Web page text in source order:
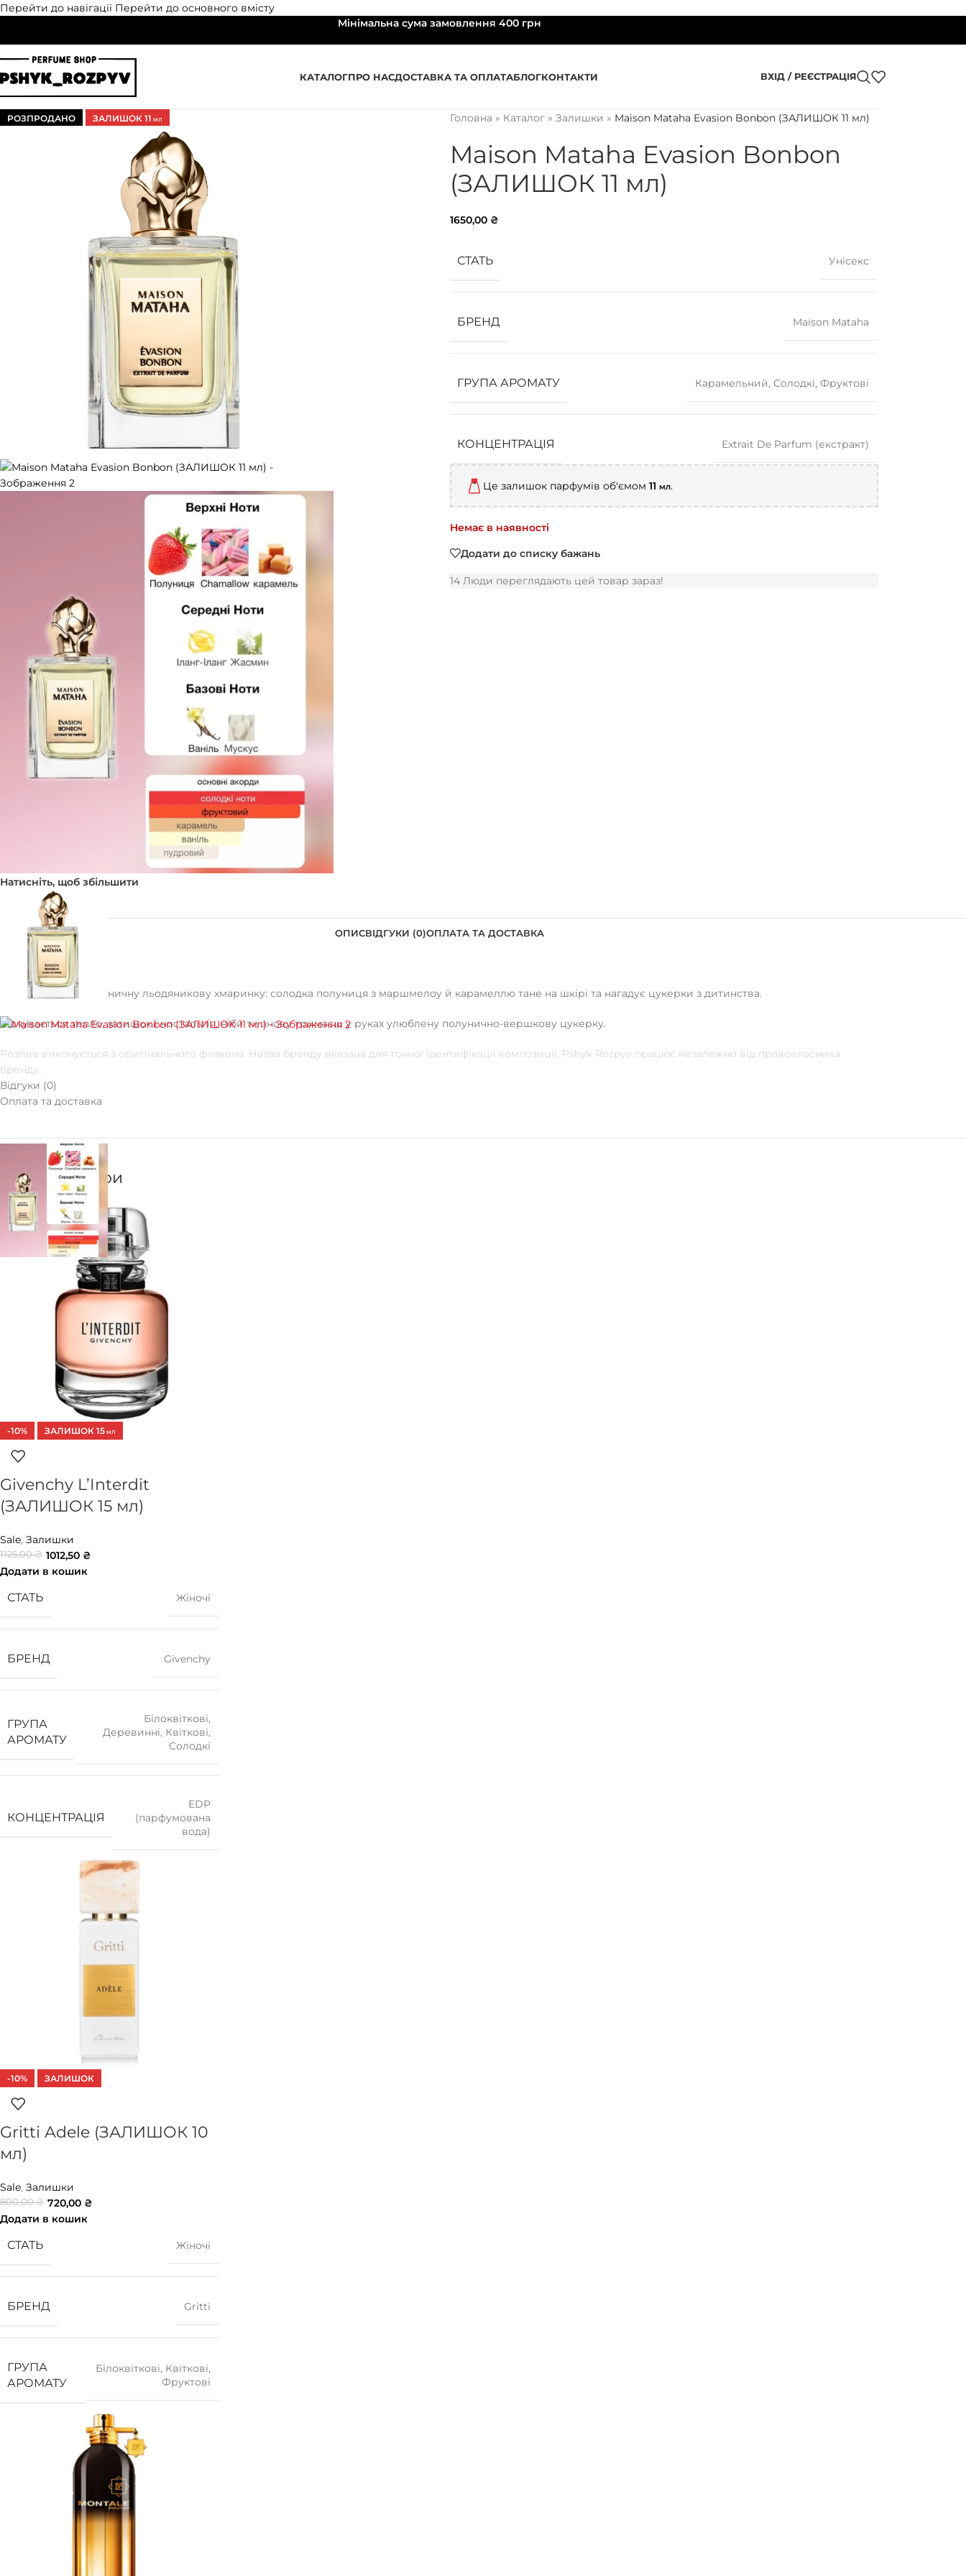
Перейти до навігації Перейти до основного вмісту
Мінімальна сума замовлення 400 грн
КАТАЛОГПРО НАСДОСТАВКА ТА ОПЛАТАБЛОГКОНТАКТИ ВХІД / РЕЄСТРАЦІЯ
РОЗПРОДАНО ЗАЛИШОК 11 МЛ
Натисніть, щоб збільшити
Головна » Каталог» Залишки » Maison Mataha Evasion Bonbon (ЗАЛИШОК 11 мл)
Maison Mataha Evasion Bonbon
(ЗАЛИШОК 11 мл)
1650,00 ₴
СТАТЬ Унісекс
БРЕНД Maison Mataha
ГРУПА АРОМАТУ Карамельний, Солодкі, Фруктові
КОНЦЕНТРАЦІЯ Extrait De Parfum (екстракт)
Це залишок парфумів об'ємом 11 мл.
Немає в наявності
Додати до списку бажань
14 Люди переглядають цей товар зараз!
ОПИСВІДГУКИ (0)ОПЛАТА ТА ДОСТАВКА
Опис
Це як обійняти полуничну льодяникову хмаринку: солодка полуниця з маршмелоу й карамеллю тане на шкірі та нагадує цукерки з дитинства.
Відчувається тепло, затишок і ностальгія, ніби ти знову тримаєш у руках улюблену полунично-вершкову цукерку.
Розпив виконується з оригінального флакона. Назва бренду вказана для точної ідентифікації композиції. Pshyk Rozpyv працює незалежно від правовласника
бренду.
Відгуки (0)
Оплата та доставка
Супутні товари
-10% ЗАЛИШОК 15 МЛ
Givenchy L’Interdit
(ЗАЛИШОК 15 мл)
Sale, Залишки
1125,00₴ 1012,50 ₴
Додати в кошик
СТАТЬ Жіночі
БРЕНД Givenchy
ГРУПА
АРОМАТУ
Білоквіткові,
Деревинні, Квіткові,
Солодкі
КОНЦЕНТРАЦІЯ
EDP
(парфумована
вода)
-10% ЗАЛИШОК
Gritti Adele (ЗАЛИШОК 10
мл)
Sale, Залишки
800,00₴ 720,00 ₴
Додати в кошик
СТАТЬ Жіночі
БРЕНД Gritti
ГРУПА
АРОМАТУ
Білоквіткові, Квіткові,
Фруктові